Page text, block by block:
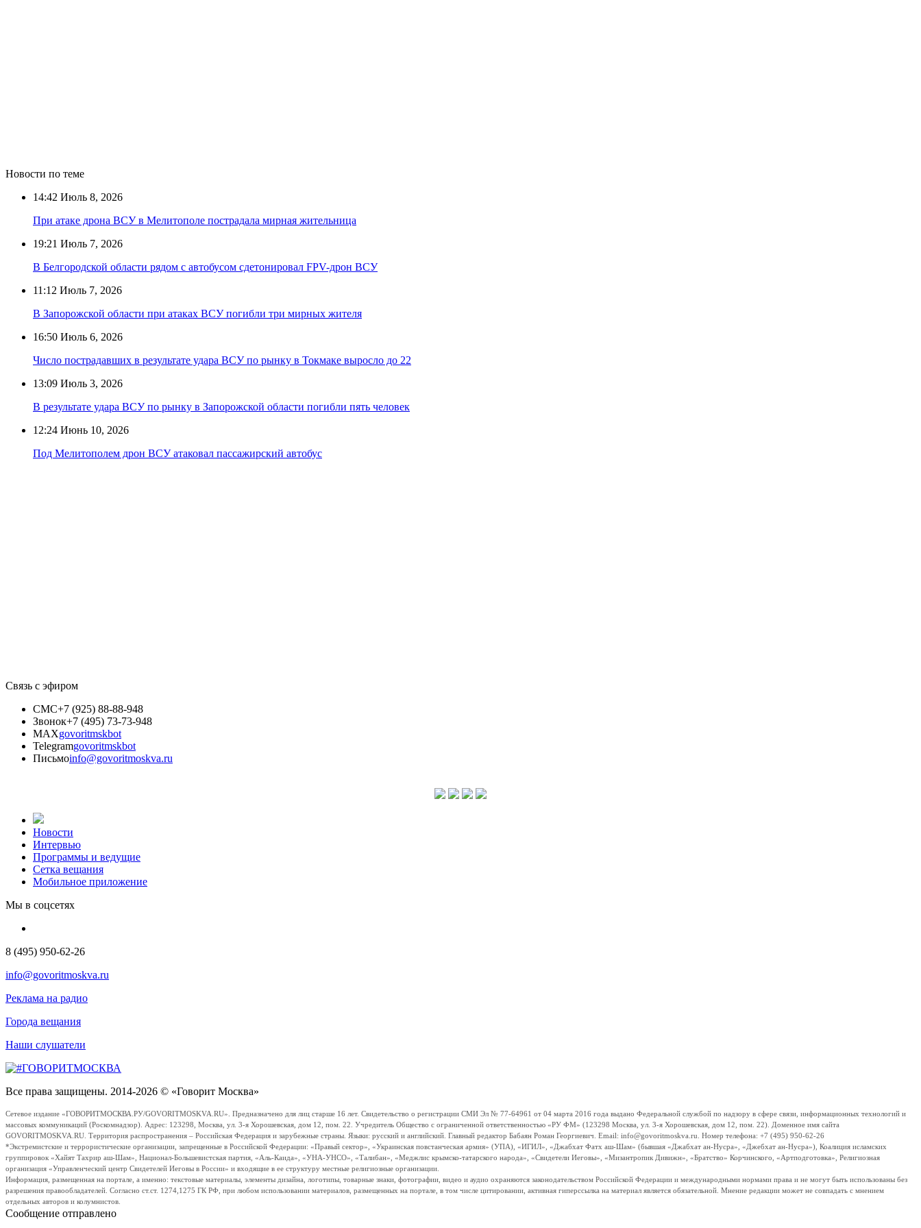
Новости по теме
14:42 Июль 8, 2026
При атаке дрона ВСУ в Мелитополе пострадала мирная жительница
19:21 Июль 7, 2026
В Белгородской области рядом с автобусом сдетонировал FPV-дрон ВСУ
11:12 Июль 7, 2026
В Запорожской области при атаках ВСУ погибли три мирных жителя
16:50 Июль 6, 2026
Число пострадавших в результате удара ВСУ по рынку в Токмаке выросло до 22
13:09 Июль 3, 2026
В результате удара ВСУ по рынку в Запорожской области погибли пять человек
12:24 Июнь 10, 2026
Под Мелитополем дрон ВСУ атаковал пассажирский автобус
Связь с эфиром
СМС+7 (925) 88-88-948
Звонок+7 (495) 73-73-948
MAXgovoritmskbot
Telegramgovoritmskbot
Письмоinfo@govoritmoskva.ru
Новости
Интервью
Программы и ведущие
Сетка вещания
Мобильное приложение
Мы в соцсетях
8 (495) 950-62-26
info@govoritmoskva.ru
Реклама на радио
Города вещания
Наши слушатели
Все права защищены. 2014-2026 © «Говорит Москва»
Сетевое издание «ГОВОРИТМОСКВА.РУ/GOVORITMOSKVA.RU». Предназначено для лиц старше 16 лет. Свидетельство о регистрации СМИ Эл № 77-64961 от 04 марта 2016 года выдано Федеральной службой по надзору в сфере связи, информационных технологий и
массовых коммуникаций (Роскомнадзор). Адрес: 123298, Москва, ул. 3-я Хорошевская, дом 12, пом. 22. Учредитель Общество с ограниченной ответственностью «РУ ФМ» (123298 Москва, ул. 3-я Хорошевская, дом 12, пом. 22). Доменное имя сайта
GOVORITMOSKVA.RU. Территория распространения – Российская Федерация и зарубежные страны. Языки: русский и английский. Главный редактор Бабаян Роман Георгиевич. Email: info@govoritmoskva.ru. Номер телефона: +7 (495) 950-62-26
*Экстремистские и террористические организации, запрещенные в Российской Федерации: «Правый сектор», «Украинская повстанческая армия» (УПА), «ИГИЛ», «Джабхат Фатх аш-Шам» (бывшая «Джабхат ан-Нусра», «Джебхат ан-Нусра»), Коалиция исламских
группировок «Хайят Тахрир аш-Шам», Национал-Большевистская партия, «Аль-Каида», «УНА-УНСО», «Талибан», «Меджлис крымско-татарского народа», «Свидетели Иеговы», «Мизантропик Дивижн», «Братство» Корчинского, «Артподготовка», Религиозная
организация «Управленческий центр Свидетелей Иеговы в России» и входящие в ее структуру местные религиозные организации.
Информация, размещенная на портале, а именно: текстовые материалы, элементы дизайна, логотипы, товарные знаки, фотографии, видео и аудио охраняются законодательством Российской Федерации и международными нормами права и не могут быть использованы без
разрешения правообладателей. Согласно ст.ст. 1274,1275 ГК РФ, при любом использовании материалов, размещенных на портале, в том числе цитировании, активная гиперссылка на материал является обязательной. Мнение редакции может не совпадать с мнением
отдельных авторов и колумнистов.
Сообщение отправлено